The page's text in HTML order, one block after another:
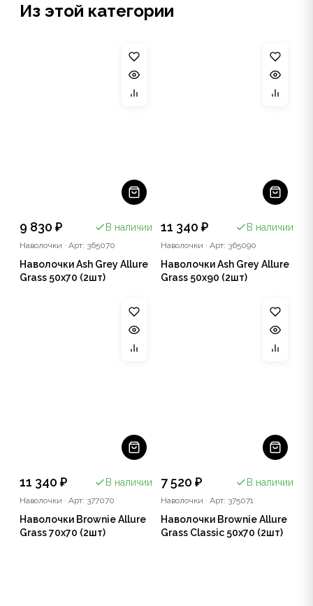
Из этой категории
9 830 ₽ В наличии
Наволочки · Арт: 365070
Наволочки Ash Grey Allure
Grass 50х70 (2шт)
11 340 ₽ В наличии
Наволочки · Арт: 365090
Наволочки Ash Grey Allure
Grass 50х90 (2шт)
11 340 ₽ В наличии
Наволочки · Арт: 377070
Наволочки Brownie Allure
Grass 70х70 (2шт)
7 520 ₽ В наличии
Наволочки · Арт: 375071
Наволочки Brownie Allure
Grass Classic 50х70 (2шт)